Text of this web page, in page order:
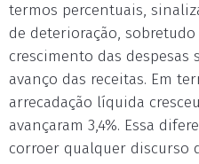
termos percentuais,
de deterioração,
crescimento das despesas
avanço das receitas. Em
arrecadação líquida
avançaram 3,4%. Essa
corroer qualquer discurso